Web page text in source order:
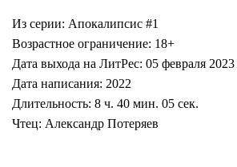
Из серии: Апокалипсис #1
Возрастное ограничение: 18+
Дата выхода на ЛитРес: 05 февраля 2023
Дата написания: 2022
Длительность: 8 ч. 40 мин. 05 сек.
Чтец: Александр Потеряев